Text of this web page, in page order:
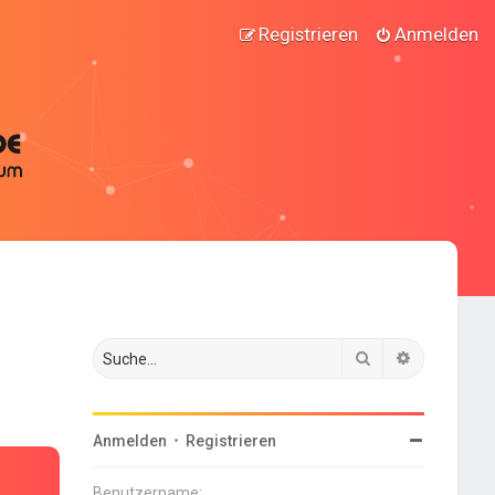
Anmelden
Registrieren
Suche
Anmelden • Registrieren